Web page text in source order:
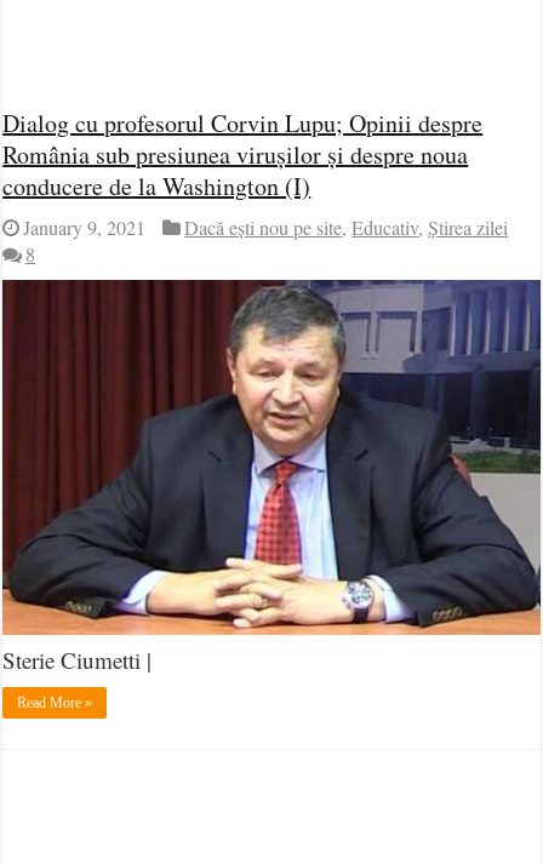
Dialog cu profesorul Corvin Lupu; Opinii despre
România sub presiunea virușilor și despre noua
conducere de la Washington (I)
January 9, 2021 Dacă ești nou pe site,Educativ,Știrea zilei
8
Sterie Ciumetti |
Read More »